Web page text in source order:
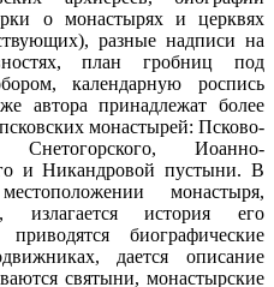
о монастырях и церквях
разные надписи на
план гробниц под
календарную роспись
автора принадлежат более
монастырей: Псково-
Снетогорского, Иоанно-
и Никандровой пустыни. В
монастыря,
излагается история его
биографические
дается описание
святыни, монастырские